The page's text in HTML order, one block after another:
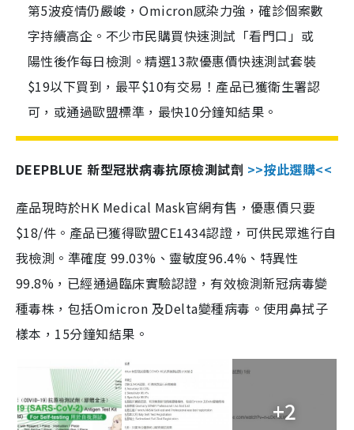
第5波疫情仍嚴峻，Omicron感染力強，確診個案數
字持續高企。不少市民購買快速測試「看門口」或
陽性後作每日檢測。精選13款優惠價快速測試套裝
$19以下買到，最平$10有交易！產品已獲衛生署認
可，或通過歐盟標準，最快10分鐘知結果。
DEEPBLUE 新型冠狀病毒抗原檢測試劑 >>按此選購<<
產品現時於HK Medical Mask官網有售，優惠價只要
$18/件。產品已獲得歐盟CE1434認證，可供民眾進行自
我檢測。準確度 99.03%、靈敏度96.4%、特異性
99.8%，已經通過臨床實驗認證，有效檢測新冠病毒變
種毒株，包括Omicron 及Delta變種病毒。使用鼻拭子
樣本，15分鐘知結果。
+2